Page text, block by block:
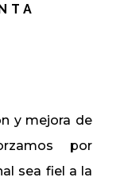
y mejora de
por
sea fiel a la